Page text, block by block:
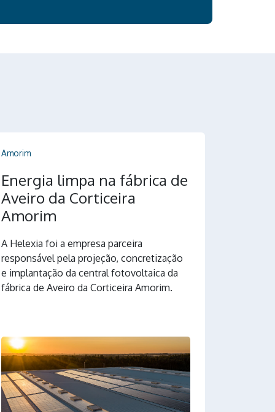
Amorim
Energia limpa na fábrica de
Aveiro da Corticeira
Amorim
A Helexia foi a empresa parceira
responsável pela projeção, concretização
e implantação da central fotovoltaica da
fábrica de Aveiro da Corticeira Amorim.